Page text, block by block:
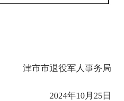
津市市退役军人事务局
2024年10月25日